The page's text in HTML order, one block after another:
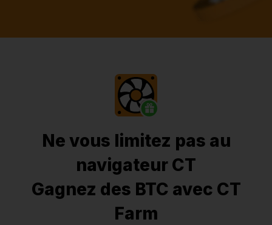
Ne vous limitez pas au
navigateur CT
Gagnez des BTC avec CT
Farm